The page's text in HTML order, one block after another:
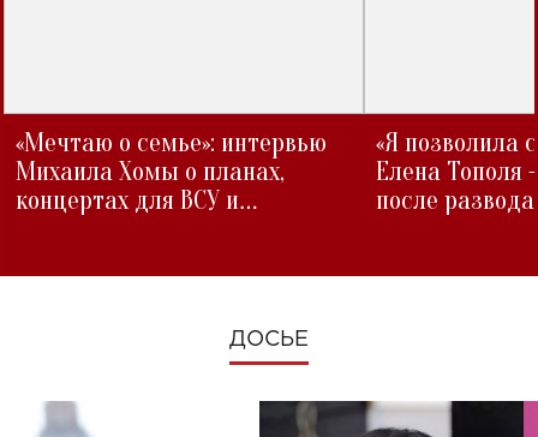
«Мечтаю о семье»: интервью
Михаила Хомы о планах,
концертах для ВСУ и
«Я позволила
Елена Тополя
после развода
ДОСЬЕ